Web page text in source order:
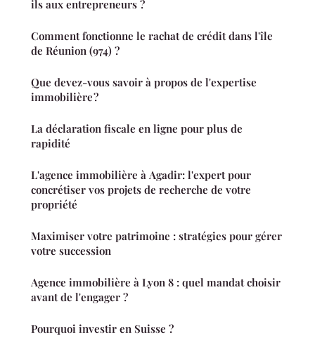
ils aux entrepreneurs ?
Comment fonctionne le rachat de crédit dans l'île
de Réunion (974) ?
Que devez-vous savoir à propos de l'expertise
immobilière ?
La déclaration fiscale en ligne pour plus de
rapidité
L'agence immobilière à Agadir: l'expert pour
concrétiser vos projets de recherche de votre
propriété
Maximiser votre patrimoine : stratégies pour gérer
votre succession
Agence immobilière à Lyon 8 : quel mandat choisir
avant de l'engager ?
Pourquoi investir en Suisse ?